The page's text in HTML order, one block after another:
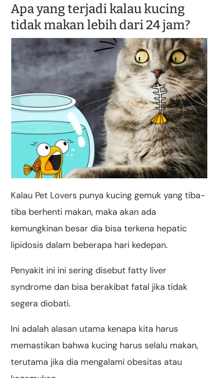
Apa yang terjadi kalau kucing
tidak makan lebih dari 24 jam?
Kalau Pet Lovers punya kucing gemuk yang tiba-
tiba berhenti makan, maka akan ada
kemungkinan besar dia bisa terkena hepatic
lipidosis dalam beberapa hari kedepan.
Penyakit ini ini sering disebut fatty liver
syndrome dan bisa berakibat fatal jika tidak
segera diobati.
Ini adalah alasan utama kenapa kita harus
memastikan bahwa kucing harus selalu makan,
terutama jika dia mengalami obesitas atau